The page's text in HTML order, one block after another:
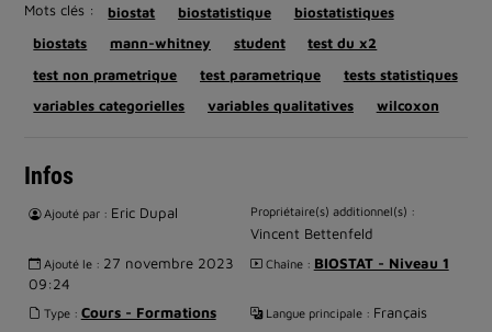
Mots clés : biostat biostatistique
biostatistiques
biostats
mann-whitney student
test du x2
test non prametrique
test parametrique
tests statistiques
variables categorielles
variables qualitatives wilcoxon
Infos
Ajouté par : Eric Dupal Propriétaire(s) additionnel(s) :
Vincent Bettenfeld
Ajouté le : 27 novembre 2023
09:24
Chaîne : BIOSTAT - Niveau 1
Type : Cours - Formations Langue principale : Français